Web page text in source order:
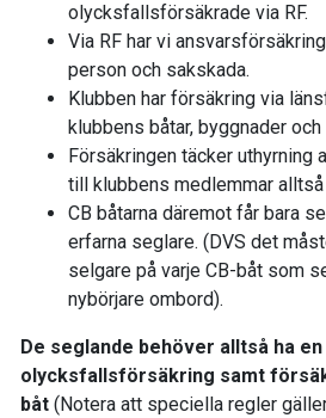
olycksfallsförsäkrade via RF.
Via RF har vi
person och sakskada.
Klubben har försäkring via
klubbens båtar, byggnader och
Försäkringen täcker uthyrning
till klubbens medlemmar
CB båtarna däremot får bara
erfarna seglare. (DVS det
selgare på varje CB-båt som
nybörjare ombord).
De seglande behöver alltså ha
olycksfallsförsäkring samt
båt (Notera att speciella regler